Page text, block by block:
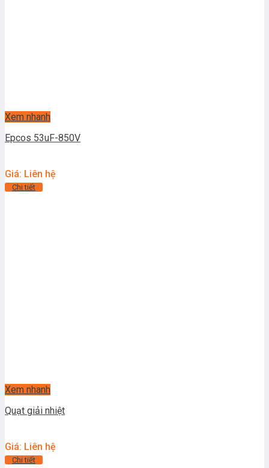
Xem nhanh
Epcos 53uF-850V
Giá: Liên hệ
Chi tiết
Xem nhanh
Quạt giải nhiệt
Giá: Liên hệ
Chi tiết